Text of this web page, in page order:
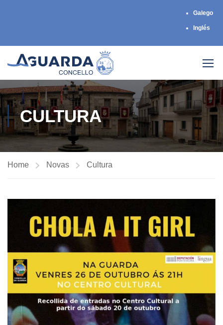
Galego
Inglés
CULTURA
Home Novas Cultura